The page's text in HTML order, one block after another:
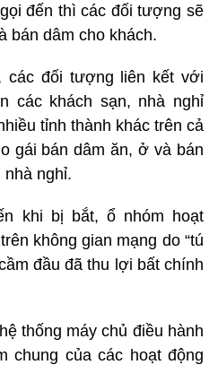
đến thì các đối tượng sẽ
bán dâm cho khách.
các đối tượng liên kết với
các khách sạn, nhà nghỉ
tỉnh thành khác trên cả
gái bán dâm ăn, ở và bán
nhà nghỉ.
khi bị bắt, ổ nhóm hoạt
không gian mạng do “tú
đầu đã thu lợi bất chính
thống máy chủ điều hành
chung của các hoạt động